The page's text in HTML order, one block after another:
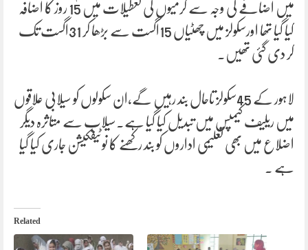
میں اضافے کی وجہ سے گرمیوں کی تعطیلات میں 15 روز کا اضافہ
کیا گیا تھا اورسکولز میں چھٹیاں 15اگست سے بڑھا کر 31اگست تک
کر دی گئی تھیں۔
لاہور کے 45سکولز تاحال بند رہیں گے،ان سکولوں کو سیلابی علاقوں
میں ریلیف کیمپس میں تبدیل کیا گیا ہے۔سیلاب سے متاثرہ دیگر
اضلاع میں بھی تعلیمی اداروں کو بند رکھنے کا نوٹیفکیشن جاری کیا گیا
ہے ۔
Related